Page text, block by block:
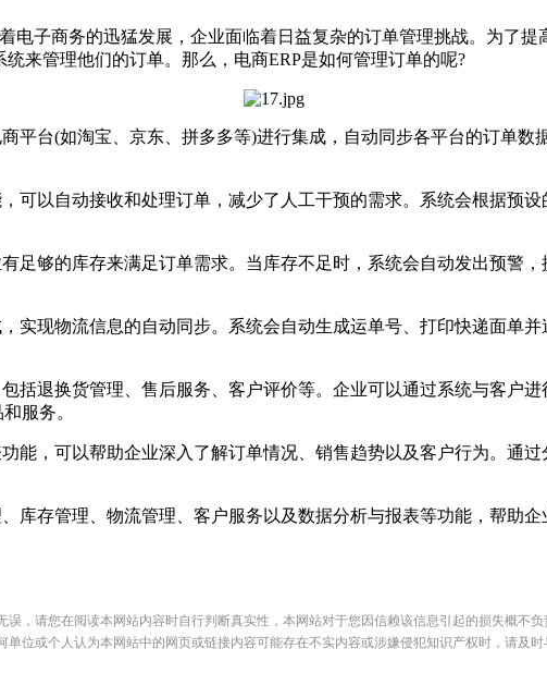
子商务的迅猛发展，企业面临着日益复杂的订单管理挑战。为了提
统来管理他们的订单。那么，电商ERP是如何管理订单的呢?
台(如淘宝、京东、拼多多等)进行集成，自动同步各平台的订单数
以自动接收和处理订单，减少了人工干预的需求。系统会根据预
够的库存来满足订单需求。当库存不足时，系统会自动发出预警，
现物流信息的自动同步。系统会自动生成运单号、打印快递面单
退换货管理、售后服务、客户评价等。企业可以通过系统与客户进
服务。
，可以帮助企业深入了解订单情况、销售趋势以及客户行为。通过
存管理、物流管理、客户服务以及数据分析与报表等功能，帮助
，请您在阅读本网站内容时自行判断真实性，本网站对于您因信赖该信息引起的损失概不
位或个人认为本网站中的网页或链接内容可能存在不实内容或涉嫌侵犯知识产权时，请及